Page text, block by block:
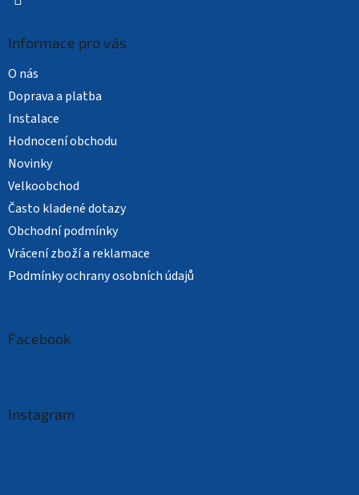
Informace pro vás
O nás
Doprava a platba
Instalace
Hodnocení obchodu
Novinky
Velkoobchod
Často kladené dotazy
Obchodní podmínky
Vrácení zboží a reklamace
Podmínky ochrany osobních údajů
Facebook
Instagram